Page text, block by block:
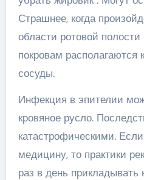
Страшнее, когда
области ротовой
покровам располагаются
сосуды.
Инфекция в эпителии
кровяное русло.
катастрофическими.
медицину, то практики
раз в день прикладывать